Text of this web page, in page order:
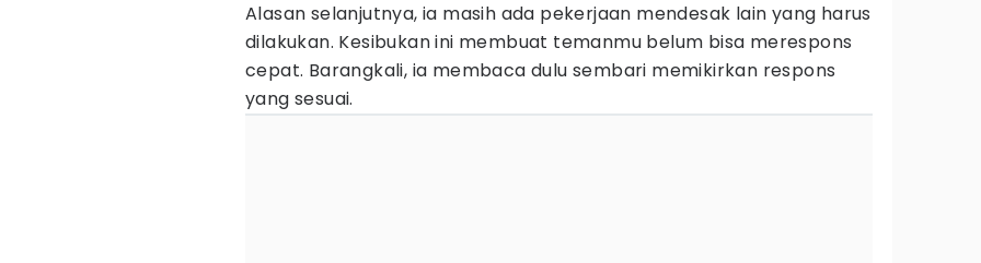
Alasan selanjutnya, ia masih ada pekerjaan mendesak lain yang harus
dilakukan. Kesibukan ini membuat temanmu belum bisa merespons
cepat. Barangkali, ia membaca dulu sembari memikirkan respons
yang sesuai.